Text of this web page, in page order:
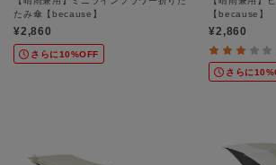
たみ傘【because】
¥2,860
さらに10%OFF
【because】
¥2,860
さらに